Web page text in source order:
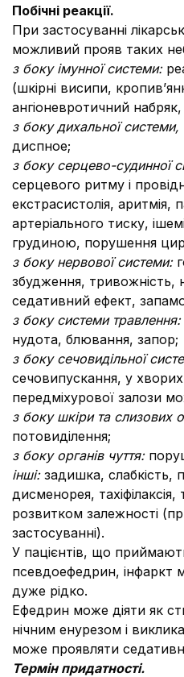
Побічні реакції.
При застосуванні
можливий прояв таких
з боку імунної системи:
(шкірні висипи,
ангіоневротичний
з боку дихальної системи,
диспное;
з боку серцево-судинної
серцевого ритму і
екстрасистолія, аритмія,
артеріального тиску,
грудиною, порушення
з боку нервової системи:
збудження, тривожність,
седативний ефект,
з боку системи травлення:
нудота, блювання, запор;
з боку сечовидільної
сечовипускання, у хворих
передміхурової залози
з боку шкіри та слизових
потовиділення;
з боку органів чуття:
інші: задишка, слабкість,
дисменорея, тахіфілаксія,
розвитком залежності
застосуванні).
У пацієнтів, що
псевдоефедрин, інфаркт
дуже рідко.
Ефедрин може діяти як
нічним енурезом і
може проявляти
Термін придатності.